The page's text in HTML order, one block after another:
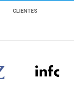
CLIENTES